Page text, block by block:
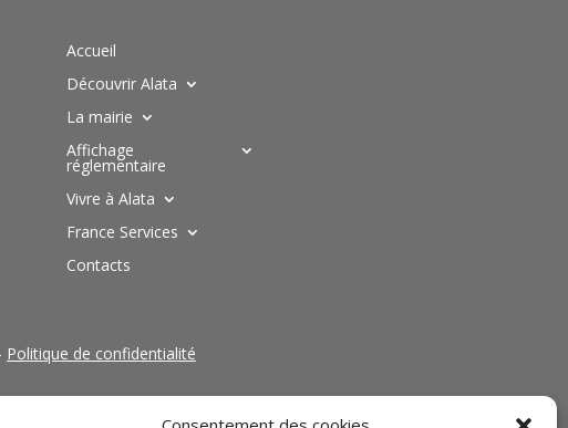
Accueil
Découvrir Alata
La mairie
Affichage
réglementaire
Vivre à Alata
France Services
Contacts
Politique de confidentialité